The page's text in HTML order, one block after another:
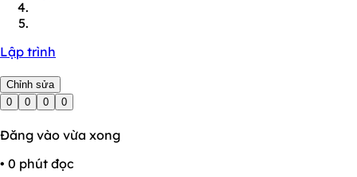
Lập trình
Chỉnh sửa
0
0 0 0
Đăng vào vừa xong
• 0 phút đọc